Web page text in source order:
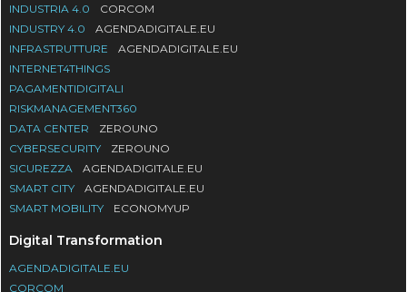
INDUSTRIA 4.0
CORCOM
INDUSTRY 4.0
AGENDADIGITALE.EU
INFRASTRUTTURE
AGENDADIGITALE.EU
INTERNET4THINGS
PAGAMENTIDIGITALI
RISKMANAGEMENT360
DATA CENTER
ZEROUNO
CYBERSECURITY
ZEROUNO
SICUREZZA
AGENDADIGITALE.EU
SMART CITY
AGENDADIGITALE.EU
SMART MOBILITY
ECONOMYUP
Digital Transformation
AGENDADIGITALE.EU
CORCOM